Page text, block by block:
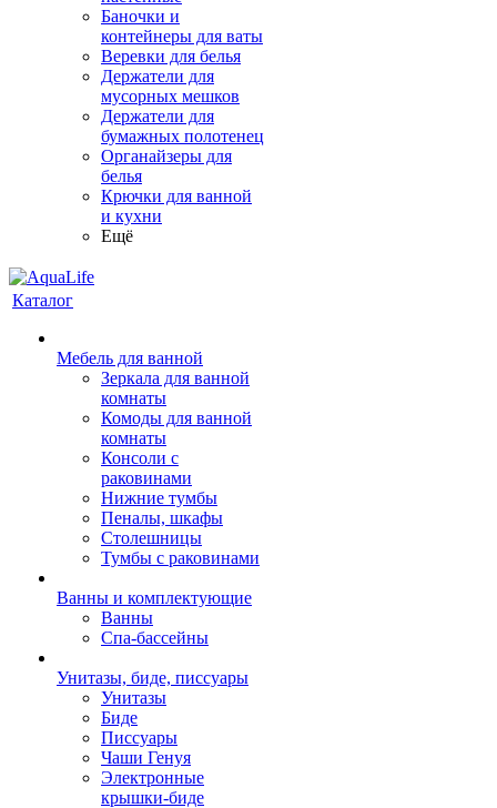
Баночки и
контейнеры для ваты
Веревки для белья
Держатели для
мусорных мешков
Держатели для
бумажных полотенец
Органайзеры для
белья
Крючки для ванной
и кухни
Ещё
Каталог
Мебель для ванной
Зеркала для ванной
комнаты
Комоды для ванной
комнаты
Консоли с
раковинами
Нижние тумбы
Пеналы, шкафы
Столешницы
Тумбы с раковинами
Ванны и комплектующие
Ванны
Спа-бассейны
Унитазы, биде, писсуары
Унитазы
Биде
Писсуары
Чаши Генуя
Электронные
крышки-биде